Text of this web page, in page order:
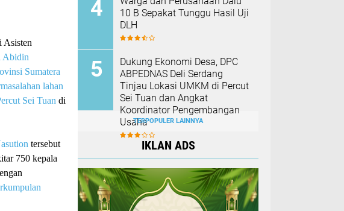
Asisten
Abidin
Sumatera
lahan
Sei Tuan di
tersebut
750 kepala
10 B Sepakat Tunggu Hasil Uji
DLH
Dukung Ekonomi Desa, DPC
ABPEDNAS Deli Serdang
Tinjau Lokasi UMKM di Percut
Sei Tuan dan Angkat
Koordinator Pengembangan
UsahaTERPOPULER LAINNYA
IKLAN ADS